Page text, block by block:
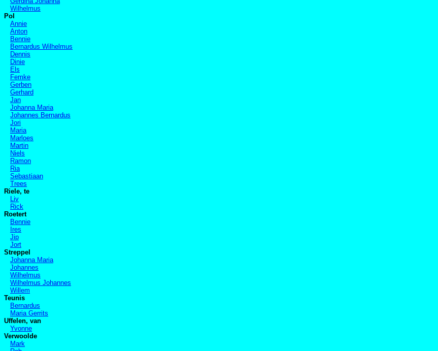
Wilhelmus
Pol
Annie
Anton
Bennie
Bernardus Wilhelmus
Dennis
Dinie
Els
Femke
Gerben
Gerhard
Jan
Johanna Maria
Johannes Bernardus
Jori
Maria
Marloes
Martin
Niels
Ramon
Ria
Sebastiaan
Trees
Riele, te
Liv
Rick
Roetert
Bennie
Ires
Jip
Jort
Streppel
Johanna Maria
Johannes
Wilhelmus
Wilhelmus Johannes
Willem
Teunis
Bernardus
Maria Gerrits
Uffelen, van
Yvonne
Verwoolde
Mark